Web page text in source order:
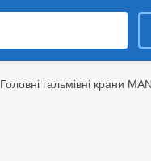
Головні гальмівні крани